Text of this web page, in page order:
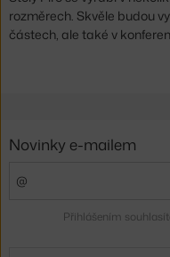
rozměrech. Skvěle budou
částech, ale také v
Novinky e-mailem
Přihlášením